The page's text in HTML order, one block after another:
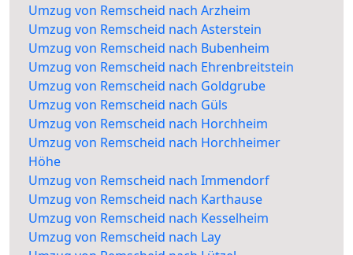
Umzug von Remscheid nach Arzheim
Umzug von Remscheid nach Asterstein
Umzug von Remscheid nach Bubenheim
Umzug von Remscheid nach Ehrenbreitstein
Umzug von Remscheid nach Goldgrube
Umzug von Remscheid nach Güls
Umzug von Remscheid nach Horchheim
Umzug von Remscheid nach Horchheimer
Höhe
Umzug von Remscheid nach Immendorf
Umzug von Remscheid nach Karthause
Umzug von Remscheid nach Kesselheim
Umzug von Remscheid nach Lay